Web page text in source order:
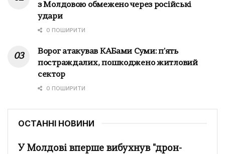
з Молдовою обмежено через російські
удари
0 ПОШИРИТИ
Ворог атакував КАБами Суми: п'ять
постраждалих, пошкоджено житловий
сектор
0 ПОШИРИТИ
ОСТАННІ НОВИНИ
У Молдові вперше вибухнув "дрон-